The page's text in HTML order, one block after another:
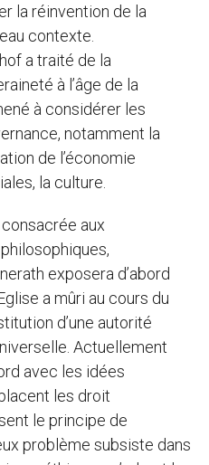
la réinvention de la
contexte.
a traité de la
à l’âge de la
à considérer les
notamment la
de l’économie
la culture.
aux
exposera d’abord
a mûri au cours du
d’une autorité
Actuellement
avec les idées
les droit
le principe de
problème subsiste dans